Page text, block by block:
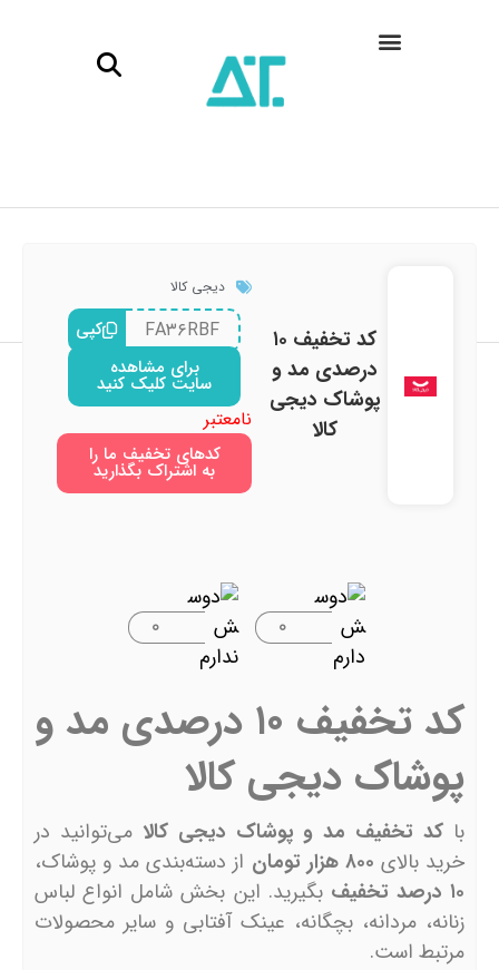
کد تخفیف ۱۰
درصدی مد و
پوشاک دیجی
کالا
دیجی کالا
FA۳۶RBF
کپی
برای مشاهده
سایت کلیک کنید
نامعتبر
کدهای تخفیف ما را
به اشتراک بگذارید
۰ ۰
کد تخفیف ۱۰ درصدی مد و
پوشاک دیجی کالا
با کد تخفیف مد و پوشاک دیجی کالا می‌توانید در
خرید بالای ۸۰۰ هزار تومان
از دسته‌بندی مد و پوشاک،
۱۰ درصد تخفیف
بگیرید. این بخش شامل انواع لباس
زنانه، مردانه، بچگانه، عینک آفتابی و سایر محصولات
مرتبط است.